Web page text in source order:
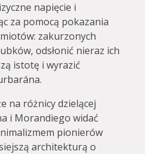
napięcie i
za pomocą pokazania
zakurzonych
odsłonić nieraz ich
istotę i wyrazić
na różnicy dzielącej
i Morandiego widać
pionierów
architekturą o